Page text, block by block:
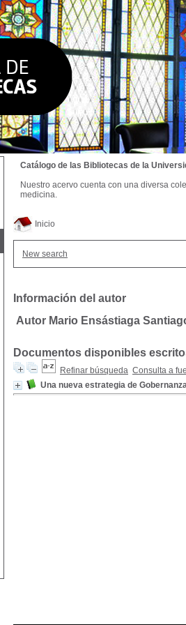
Inicio
New search
Información del autor
Autor Mario Ensástiaga
Documentos disponibles
Refinar búsqueda Consulta a
Una nueva estrategia de
Catálogo de las Bibliotecas de la
Nuestro acervo cuenta con una diversa
medicina.